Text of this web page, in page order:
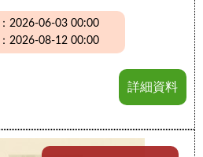
2026-06-03 00:00
2026-08-12 00:00
詳細資料